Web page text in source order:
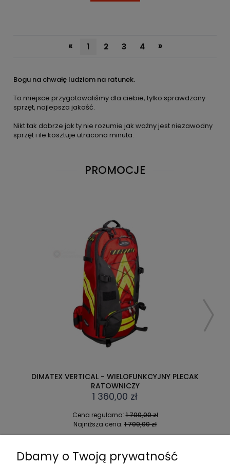
« 1 2 3 4 »
Bogu na chwałę ludziom na ratunek.
To miejsce przygotowaliśmy dla ciebie, tylko sprawdzony
sprzęt, najlepsza jakość.
Nikt tak dobrze jak ty nie rozumie jak ważny jest niezawodny
sprzęt i ile kosztuje utracona minuta.
PROMOCJE
DIMATEX VERTICAL - WIELOFUNKCYJNY PLECAK
RATOWNICZY
1 360,00 zł
Cena regularna:1 700,00 zł
Najniższa cena: 1 700,00 zł
Dbamy o Twoją prywatność